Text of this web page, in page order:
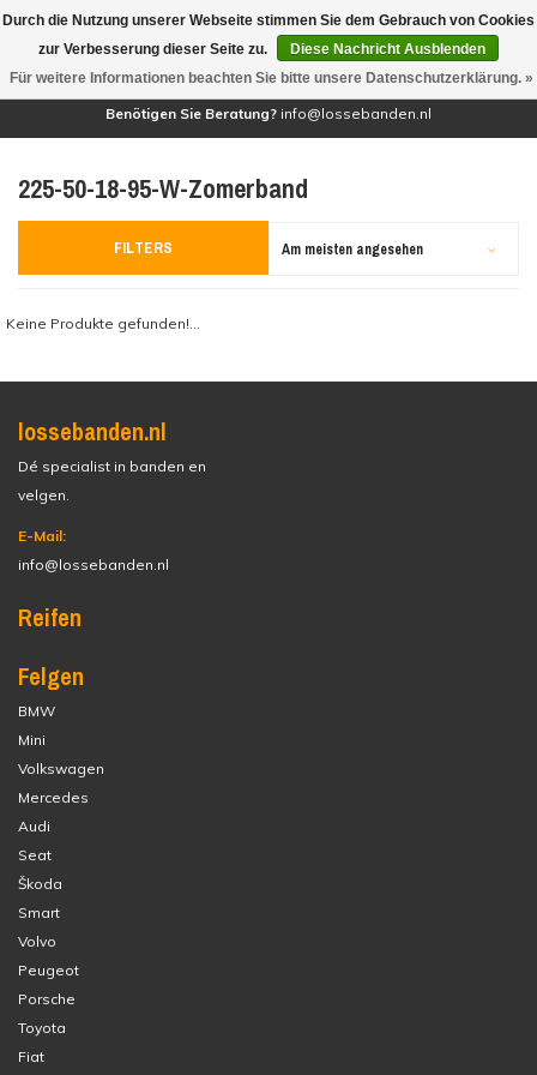
(0)
Benötigen Sie Beratung? info@lossebanden.nl
225-50-18-95-W-Zomerband
FILTERS Am meisten angesehen
Keine Produkte gefunden!...
lossebanden.nl
Dé specialist in banden en
velgen.
E-Mail:
info@lossebanden.nl
Reifen
Felgen
BMW
Mini
Volkswagen
Mercedes
Audi
Seat
Škoda
Smart
Volvo
Peugeot
Porsche
Toyota
Fiat
Durch die Nutzung unserer Webseite stimmen Sie dem Gebrauch von Cookies
zur Verbesserung dieser Seite zu.
Diese Nachricht Ausblenden
Für weitere Informationen beachten Sie bitte unsere Datenschutzerklärung. »